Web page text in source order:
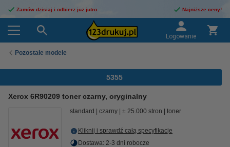
Zamów dzisiaj i odbierz już jutro Najniższe ceny!
Logowanie
Pozostałe modele
5355
Xerox 6R90209 toner czarny, oryginalny
standard czarny ± 25.000 stron toner
Kliknij i sprawdź całą specyfikacje
Dostawa: 2-3 dni robocze